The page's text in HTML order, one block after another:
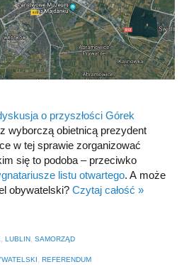
o przyszłości Górek
wyborczą obietnicą prezydent
w tej sprawie zorganizować
się to podoba – przeciwko
listu otwartego. A może
obywatelski? Czytaj całość »
, LUBLIN, SAMORZĄD
, REFERENDUM